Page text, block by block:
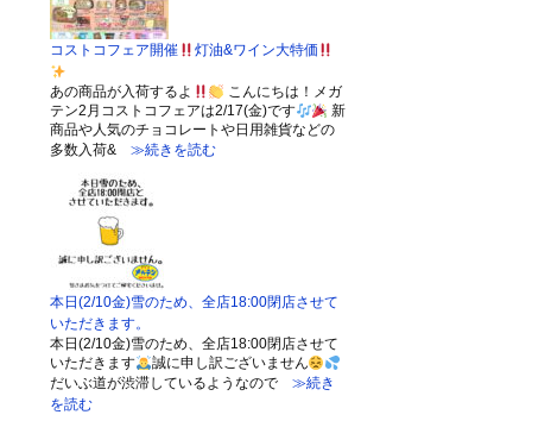
コストコフェア開催 灯油&ワイン大特価
あの商品が入荷するよ
こんにちは！メガ
テン2月コストコフェアは2/17(金)です
新
商品や人気のチョコレートや日用雑貨などの
多数入荷& ≫続きを読む
本日(2/10金)雪のため、全店18:00閉店させて
いただきます。
本日(2/10金)雪のため、全店18:00閉店させて
いただきます
誠に申し訳ございません
だいぶ道が渋滞しているようなので ≫続き
を読む